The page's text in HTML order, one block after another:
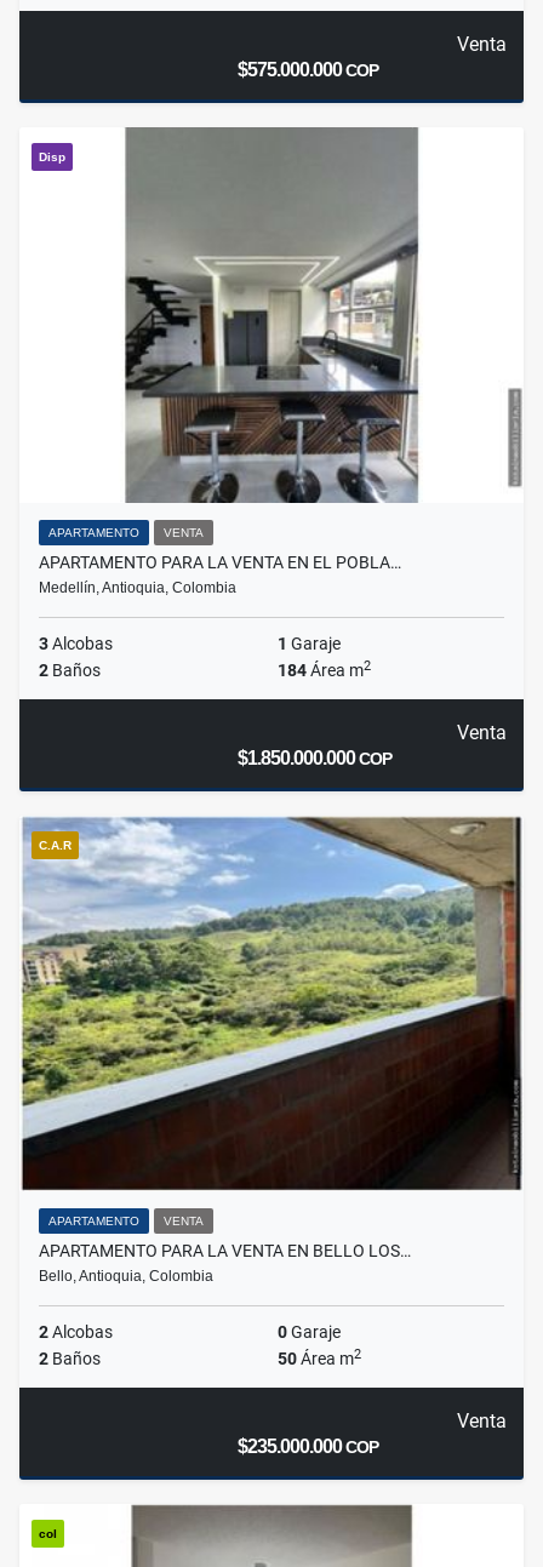
Venta
$575.000.000COP
Disp
APARTAMENTO VENTA
APARTAMENTO PARA LA VENTA EN EL POBLA…
Medellín, Antioquia, Colombia
3Alcobas 1 Garaje
2 Baños 184Área m2
Venta
$1.850.000.000COP
C.A.R
APARTAMENTO VENTA
APARTAMENTO PARA LA VENTA EN BELLO LOS…
Bello, Antioquia, Colombia
2Alcobas 0Garaje
2 Baños 50Área m2
Venta
$235.000.000COP
col